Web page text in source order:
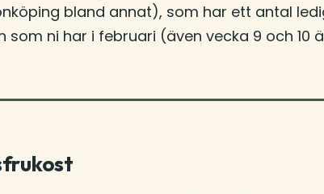
bland annat), som har ett antal
ni har i februari (även vecka 9 och 10